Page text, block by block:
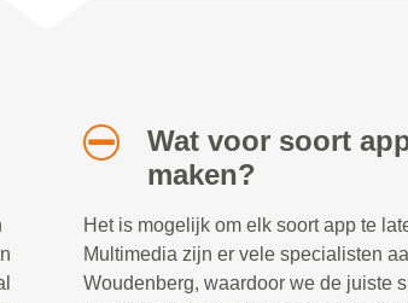
Wat voor soort
maken?
Het is mogelijk om elk soort app te
Multimedia zijn er vele specialisten
Woudenberg, waardoor we de juiste